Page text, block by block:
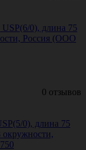
0), длина 75
Россия (ООО
0 отзывов
0), длина 75
окружности,